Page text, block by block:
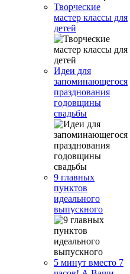
Творческие
мастер классы для
детей
Идеи для
запоминающегося
празднования
годовщины
свадьбы
9 главных
пунктов
идеального
выпускного
5 минут вместо 7